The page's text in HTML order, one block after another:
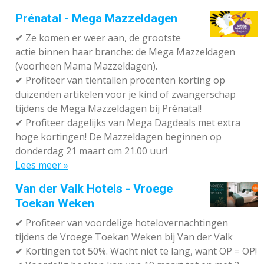
Prénatal - Mega Mazzeldagen
✔ Ze komen er weer aan, de grootste
actie binnen haar branche: de Mega Mazzeldagen
(voorheen Mama Mazzeldagen).
✔ Profiteer van tientallen procenten korting op
duizenden artikelen voor je kind of zwangerschap
tijdens de Mega Mazzeldagen bij Prénatal!
✔ Profiteer dagelijks van Mega Dagdeals met extra
hoge kortingen! De Mazzeldagen beginnen op
donderdag 21 maart om 21.00 uur!
Lees meer »
Van der Valk Hotels - Vroege
Toekan Weken
✔ Profiteer van voordelige hotelovernachtingen
tijdens de Vroege Toekan Weken bij Van der Valk
✔ Kortingen tot 50%. Wacht niet te lang, want OP = OP!